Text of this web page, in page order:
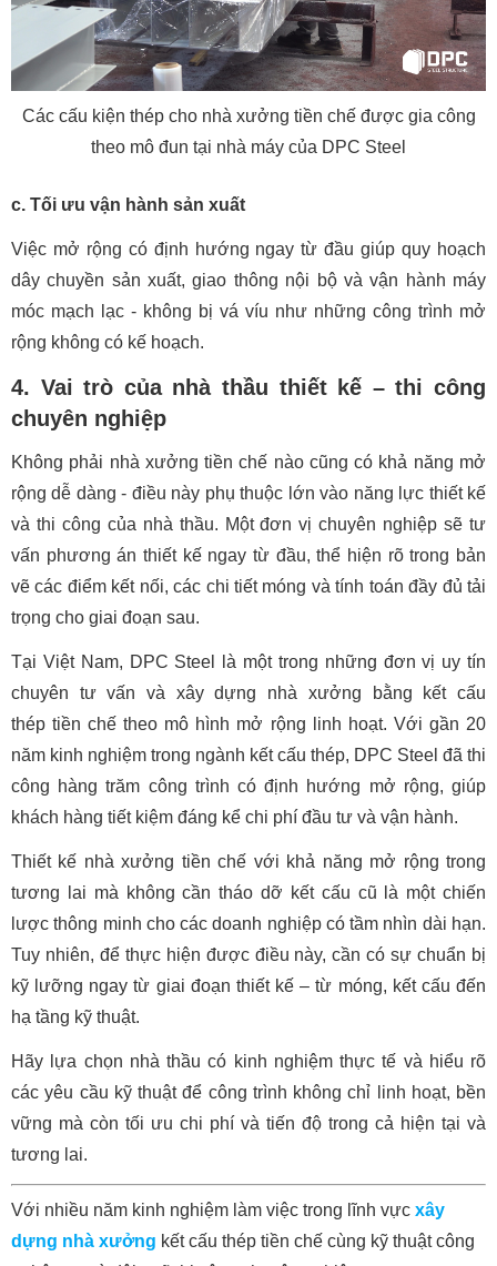
Các cấu kiện thép cho nhà xưởng tiền chế được gia công
theo mô đun tại nhà máy của DPC Steel
c. Tối ưu vận hành sản xuất
Việc mở rộng có định hướng ngay từ đầu giúp quy hoạch
dây chuyền sản xuất, giao thông nội bộ và vận hành máy
móc mạch lạc - không bị vá víu như những công trình mở
rộng không có kế hoạch.
4. Vai trò của nhà thầu thiết kế – thi công
chuyên nghiệp
Không phải nhà xưởng tiền chế nào cũng có khả năng mở
rộng dễ dàng - điều này phụ thuộc lớn vào năng lực thiết kế
và thi công của nhà thầu. Một đơn vị chuyên nghiệp sẽ tư
vấn phương án thiết kế ngay từ đầu, thể hiện rõ trong bản
vẽ các điểm kết nối, các chi tiết móng và tính toán đầy đủ tải
trọng cho giai đoạn sau.
Tại Việt Nam, DPC Steel là một trong những đơn vị uy tín
chuyên tư vấn và xây dựng nhà xưởng bằng kết cấu
thép tiền chế theo mô hình mở rộng linh hoạt. Với gần 20
năm kinh nghiệm trong ngành kết cấu thép, DPC Steel đã thi
công hàng trăm công trình có định hướng mở rộng, giúp
khách hàng tiết kiệm đáng kể chi phí đầu tư và vận hành.
Thiết kế nhà xưởng tiền chế với khả năng mở rộng trong
tương lai mà không cần tháo dỡ kết cấu cũ là một chiến
lược thông minh cho các doanh nghiệp có tầm nhìn dài hạn.
Tuy nhiên, để thực hiện được điều này, cần có sự chuẩn bị
kỹ lưỡng ngay từ giai đoạn thiết kế – từ móng, kết cấu đến
hạ tầng kỹ thuật.
Hãy lựa chọn nhà thầu có kinh nghiệm thực tế và hiểu rõ
các yêu cầu kỹ thuật để công trình không chỉ linh hoạt, bền
vững mà còn tối ưu chi phí và tiến độ trong cả hiện tại và
tương lai.
Với nhiều năm kinh nghiệm làm việc trong lĩnh vực xây
dựng nhà xưởng kết cấu thép tiền chế cùng kỹ thuật công